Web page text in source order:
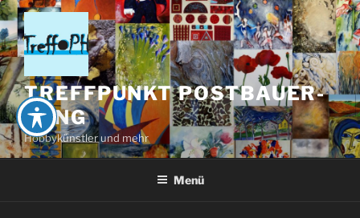
Zum
Inhalt
springen
TREFFPUNKT POSTBAUER-
HENG
Hobbykünstler und mehr
Menü